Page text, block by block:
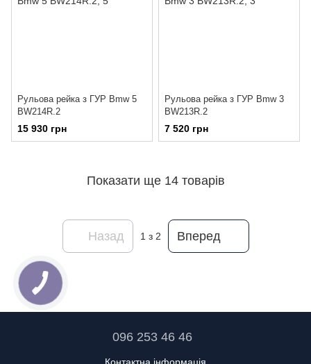
Рульова рейка з ГУР Bmw 5
BW214R.2
15 930 грн
Рульова рейка з ГУР Bmw 3
BW213R.2
7 520 грн
Показати ще 14 товарів
Назад 1 з 2 Вперед
096 253 46 46
Контактна інформація